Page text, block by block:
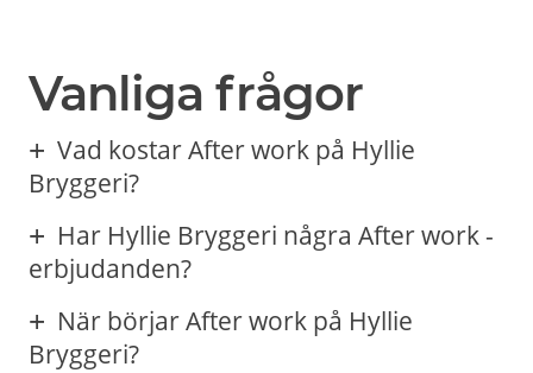
Vanliga frågor
Vad kostar After work på Hyllie
Bryggeri?
Har Hyllie Bryggeri några After work -
erbjudanden?
När börjar After work på Hyllie
Bryggeri?